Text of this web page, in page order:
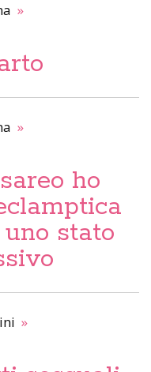
»
»
ho
stato
»